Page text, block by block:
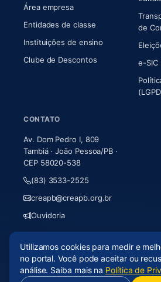
Área empresa
Entidades de classe
Instituições de ensino
Clube de Descontos
de
e-SIC
CONTATO
Av. Dom Pedro I, 809
Tambiá · João Pessoa/PB ·
CEP 58020-538
(83) 3533-2525
creapb@creapb.org.br
Ouvidoria
© 2026 CREA-PB · Todos os direitos
Acessibilidade
Mapa do site· LGPD
Utilizamos cookies para medir e
no portal. Você pode aceitar ou
análise. Saiba mais na Política de